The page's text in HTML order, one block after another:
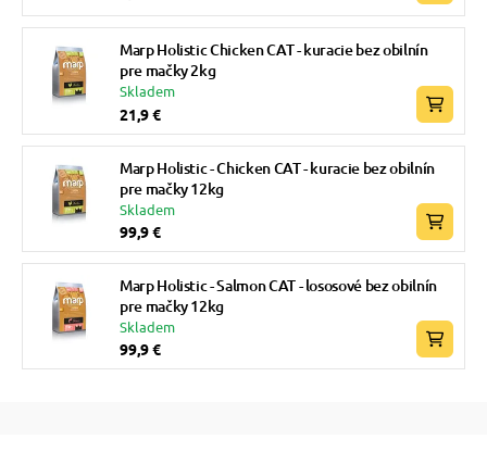
Marp Holistic Chicken CAT - kuracie bez obilnín
pre mačky 2kg
Skladem
21,9 €
Marp Holistic - Chicken CAT - kuracie bez obilnín
pre mačky 12kg
Skladem
99,9 €
Marp Holistic - Salmon CAT - lososové bez obilnín
pre mačky 12kg
Skladem
99,9 €